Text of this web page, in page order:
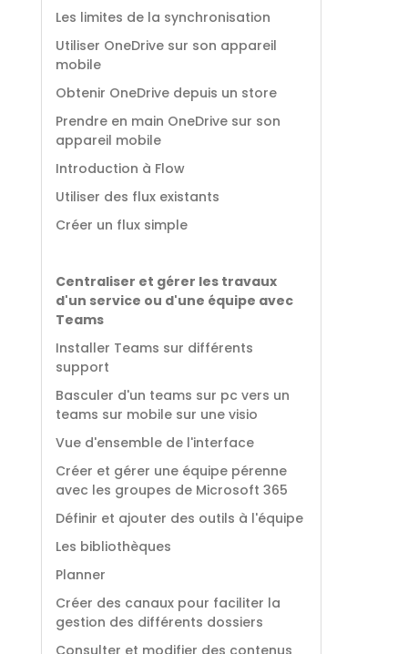
Les limites de la synchronisation
Utiliser OneDrive sur son appareil
mobile
Obtenir OneDrive depuis un store
Prendre en main OneDrive sur son
appareil mobile
Introduction à Flow
Utiliser des flux existants
Créer un flux simple
Centraliser et gérer les travaux
d'un service ou d'une équipe avec
Teams
Installer Teams sur différents
support
Basculer d'un teams sur pc vers un
teams sur mobile sur une visio
Vue d'ensemble de l'interface
Créer et gérer une équipe pérenne
avec les groupes de Microsoft 365
Définir et ajouter des outils à l'équipe
Les bibliothèques
Planner
Créer des canaux pour faciliter la
gestion des différents dossiers